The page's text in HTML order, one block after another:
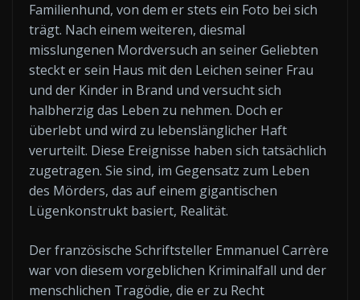
Familienhund, von dem er stets ein Foto bei sich
trägt. Nach einem weiteren, diesmal
misslungenen Mordversuch an seiner Geliebten
steckt er sein Haus mit den Leichen seiner Frau
und der Kinder in Brand und versucht sich
halbherzig das Leben zu nehmen. Doch er
überlebt und wird zu lebenslänglicher Haft
verurteilt. Diese Ereignisse haben sich tatsächlich
zugetragen. Sie sind, im Gegensatz zum Leben
des Mörders, das auf einem gigantischen
Lügenkonstrukt basiert, Realität.
Der französische Schriftsteller Emmanuel Carrère
war von diesem vorgeblichen Kriminalfall und der
menschlichen Tragödie, die er zu Recht